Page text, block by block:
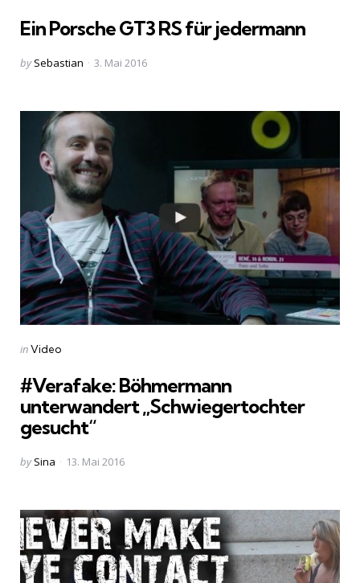
Ein Porsche GT3 RS für jedermann
Posted
by Sebastian 3. Mai 2016
Categories
Posted
inVideo
#Verafake: Böhmermann
unterwandert „Schwiegertochter
gesucht“
Posted
by Sina 13. Mai 2016